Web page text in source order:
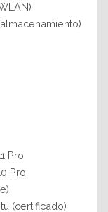
Pro
Pro
(certificado)